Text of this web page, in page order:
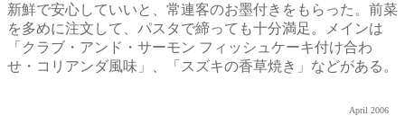
新鮮で安心していいと、常連客のお墨付きをもらった。前菜
を多めに注文して、パスタで締っても十分満足。メインは
「クラブ・アンド・サーモン フィッシュケーキ付け合わ
せ・コリアンダ風味」、「スズキの香草焼き」などがある。
April 2006